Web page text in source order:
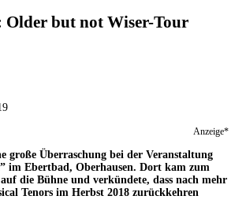
Older but not Wiser-Tour
Anzeige*
große Überraschung bei der Veranstaltung
im Ebertbad, Oberhausen. Dort kam zum
die Bühne und verkündete, dass nach mehr
Tenors im Herbst 2018 zurückkehren